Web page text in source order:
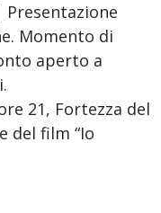
Presentazione
Momento di
aperto a
21, Fortezza del
del film “Io